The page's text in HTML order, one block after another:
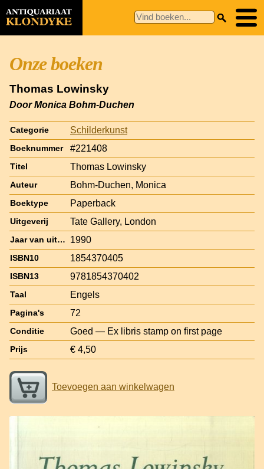
Onze boeken
Thomas Lowinsky
Door Monica Bohm-Duchen
Categorie Schilderkunst
Boeknummer #221408
Titel Thomas Lowinsky
Auteur Bohm-Duchen, Monica
Boektype Paperback
Uitgeverij Tate Gallery, London
Jaar van uitgave 1990
ISBN10 1854370405
ISBN13 9781854370402
Taal Engels
Pagina's 72
Conditie Goed — Ex libris stamp on first page
Prijs € 4,50
Toevoegen aan winkelwagen